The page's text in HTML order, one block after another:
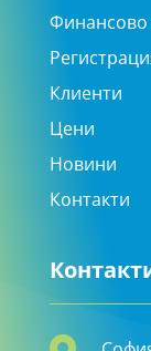
Клиенти
Цени
Новини
Контакти